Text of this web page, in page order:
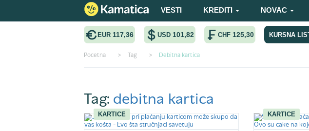
VESTI KREDITI NOVAC
EUR 117,36 USD 101,82 CHF 125,30 KURSNA
Pocetna > Tag > Debitna kartica
Tag: debitna kartica
KARTICE KARTICE